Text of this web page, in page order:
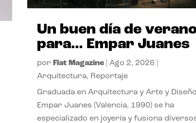
Un buen día de
para… Empar Juanes
por Flat Magazine| Ago 2, 2026
Arquitectura, Reportaje
Graduada en Arquitectura y Arte y
Empar Juanes (Valencia, 1990) se ha
especializado en joyería y fusiona